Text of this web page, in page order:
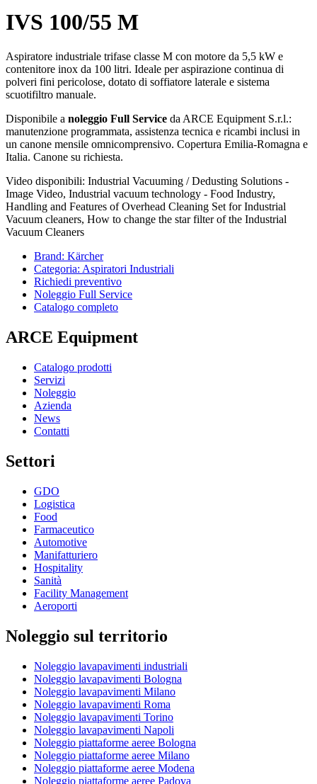
IVS 100/55 M
Aspiratore industriale trifase classe M con motore da 5,5 kW e
contenitore inox da 100 litri. Ideale per aspirazione continua di
polveri fini pericolose, dotato di soffiatore laterale e sistema
scuotifiltro manuale.
Disponibile a noleggio Full Service da ARCE Equipment S.r.l.:
manutenzione programmata, assistenza tecnica e ricambi inclusi in
un canone mensile omnicomprensivo. Copertura Emilia-Romagna e
Italia. Canone su richiesta.
Video disponibili: Industrial Vacuuming / Dedusting Solutions -
Image Video, Industrial vacuum technology - Food Industry,
Handling and Features of Overhead Cleaning Set for Industrial
Vacuum cleaners, How to change the star filter of the Industrial
Vacuum Cleaners
Brand: Kärcher
Categoria: Aspiratori Industriali
Richiedi preventivo
Noleggio Full Service
Catalogo completo
ARCE Equipment
Catalogo prodotti
Servizi
Noleggio
Azienda
News
Contatti
Settori
GDO
Logistica
Food
Farmaceutico
Automotive
Manifatturiero
Hospitality
Sanità
Facility Management
Aeroporti
Noleggio sul territorio
Noleggio lavapavimenti industriali
Noleggio lavapavimenti Bologna
Noleggio lavapavimenti Milano
Noleggio lavapavimenti Roma
Noleggio lavapavimenti Torino
Noleggio lavapavimenti Napoli
Noleggio piattaforme aeree Bologna
Noleggio piattaforme aeree Milano
Noleggio piattaforme aeree Modena
Noleggio piattaforme aeree Padova